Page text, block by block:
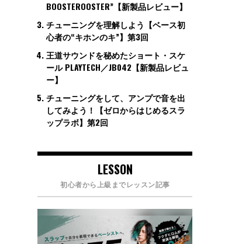
BOOSTEROOSTER”【新製品レビュー】
チューニングを理解しよう【ベース初
心者の“キホンのキ”】第3回
王道サウンドを秘めたショート・スケ
ール PLAYTECH／JB042【新製品レビュ
ー】
チューニングをして、アンプで音を出
してみよう！【ゼロからはじめるスラ
ップラボ】第2回
LESSON
初心者から上級までレッスン記事